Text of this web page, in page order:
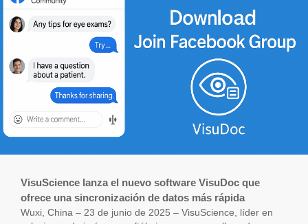
VisuScience lanza el nuevo software VisuDoc que
ofrece una sincronización de datos más rápida
Wuxi, China – 23 de junio de 2025 – VisuScience, líder en